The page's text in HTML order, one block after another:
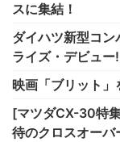
スに集結！
ダイハツ新型コ
ライズ・デビュー
映画「ブリット
[マツダCX-30特
待のクロスオー